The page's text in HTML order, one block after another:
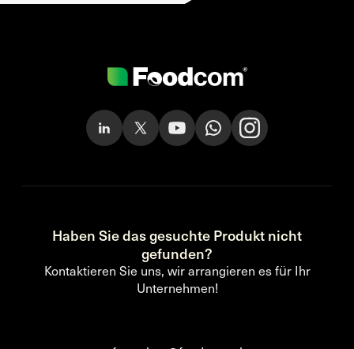
Haben Sie das gesuchte Produkt nicht
gefunden?
Kontaktieren Sie uns, wir arrangieren es für Ihr
Unternehmen!